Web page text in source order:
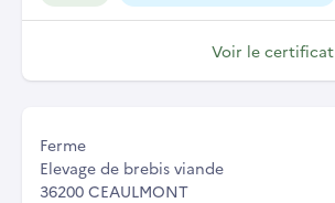
Voir le certificat
Ferme
Elevage de brebis viande
36200 CEAULMONT